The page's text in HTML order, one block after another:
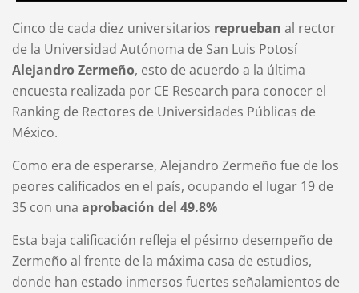
Cinco de cada diez universitarios reprueban al rector
de la Universidad Autónoma de San Luis Potosí
Alejandro Zermeño, esto de acuerdo a la última
encuesta realizada por CE Research para conocer el
Ranking de Rectores de Universidades Públicas de
México.
Como era de esperarse, Alejandro Zermeño fue de los
peores calificados en el país, ocupando el lugar 19 de
35 con una aprobación del 49.8%
Esta baja calificación refleja el pésimo desempeño de
Zermeño al frente de la máxima casa de estudios,
donde han estado inmersos fuertes señalamientos de